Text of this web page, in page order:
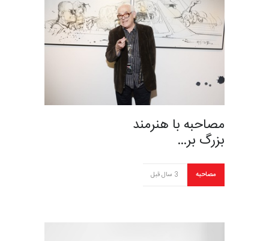
مصاحبه با هنرمند
بزرگ بر…
مصاحبه 3 سال قبل